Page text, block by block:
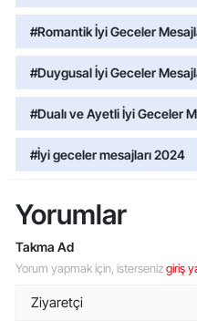
#Romantik İyi Geceler
#Duygusal İyi Geceler
#Dualı ve Ayetli İyi Geceler
#İyi geceler mesajları 2024
Yorumlar
Takma Ad
Yorum yapmak için, istersenizgiriş